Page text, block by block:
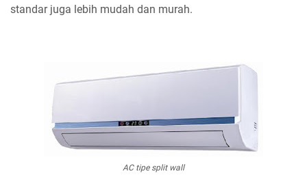
standar juga lebih mudah dan murah.
AC tipe split wall